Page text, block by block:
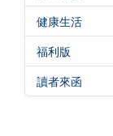
健康生活
福利版
讀者來函